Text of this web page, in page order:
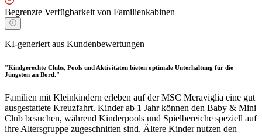
Begrenzte Verfügbarkeit von Familienkabinen
KI-generiert aus Kundenbewertungen
"Kindgerechte Clubs, Pools und Aktivitäten bieten optimale Unterhaltung für die
Jüngsten an Bord."
Familien mit Kleinkindern erleben auf der MSC Meraviglia eine gut
ausgestattete Kreuzfahrt. Kinder ab 1 Jahr können den Baby & Mini
Club besuchen, während Kinderpools und Spielbereiche speziell auf
ihre Altersgruppe zugeschnitten sind. Ältere Kinder nutzen den